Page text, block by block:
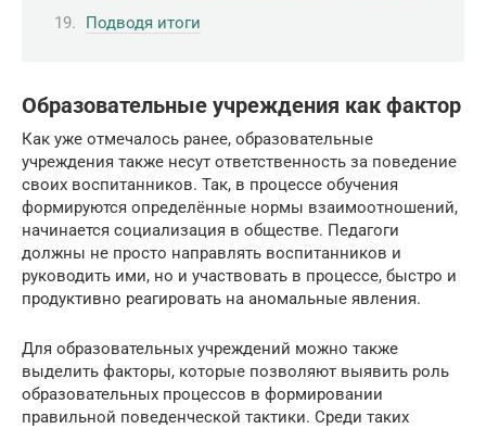
Подводя итоги
Образовательные учреждения как фактор
Как уже отмечалось ранее, образовательные
учреждения также несут ответственность за поведение
своих воспитанников. Так, в процессе обучения
формируются определённые нормы взаимоотношений,
начинается социализация в обществе. Педагоги
должны не просто направлять воспитанников и
руководить ими, но и участвовать в процессе, быстро и
продуктивно реагировать на аномальные явления.
Для образовательных учреждений можно также
выделить факторы, которые позволяют выявить роль
образовательных процессов в формировании
правильной поведенческой тактики. Среди таких